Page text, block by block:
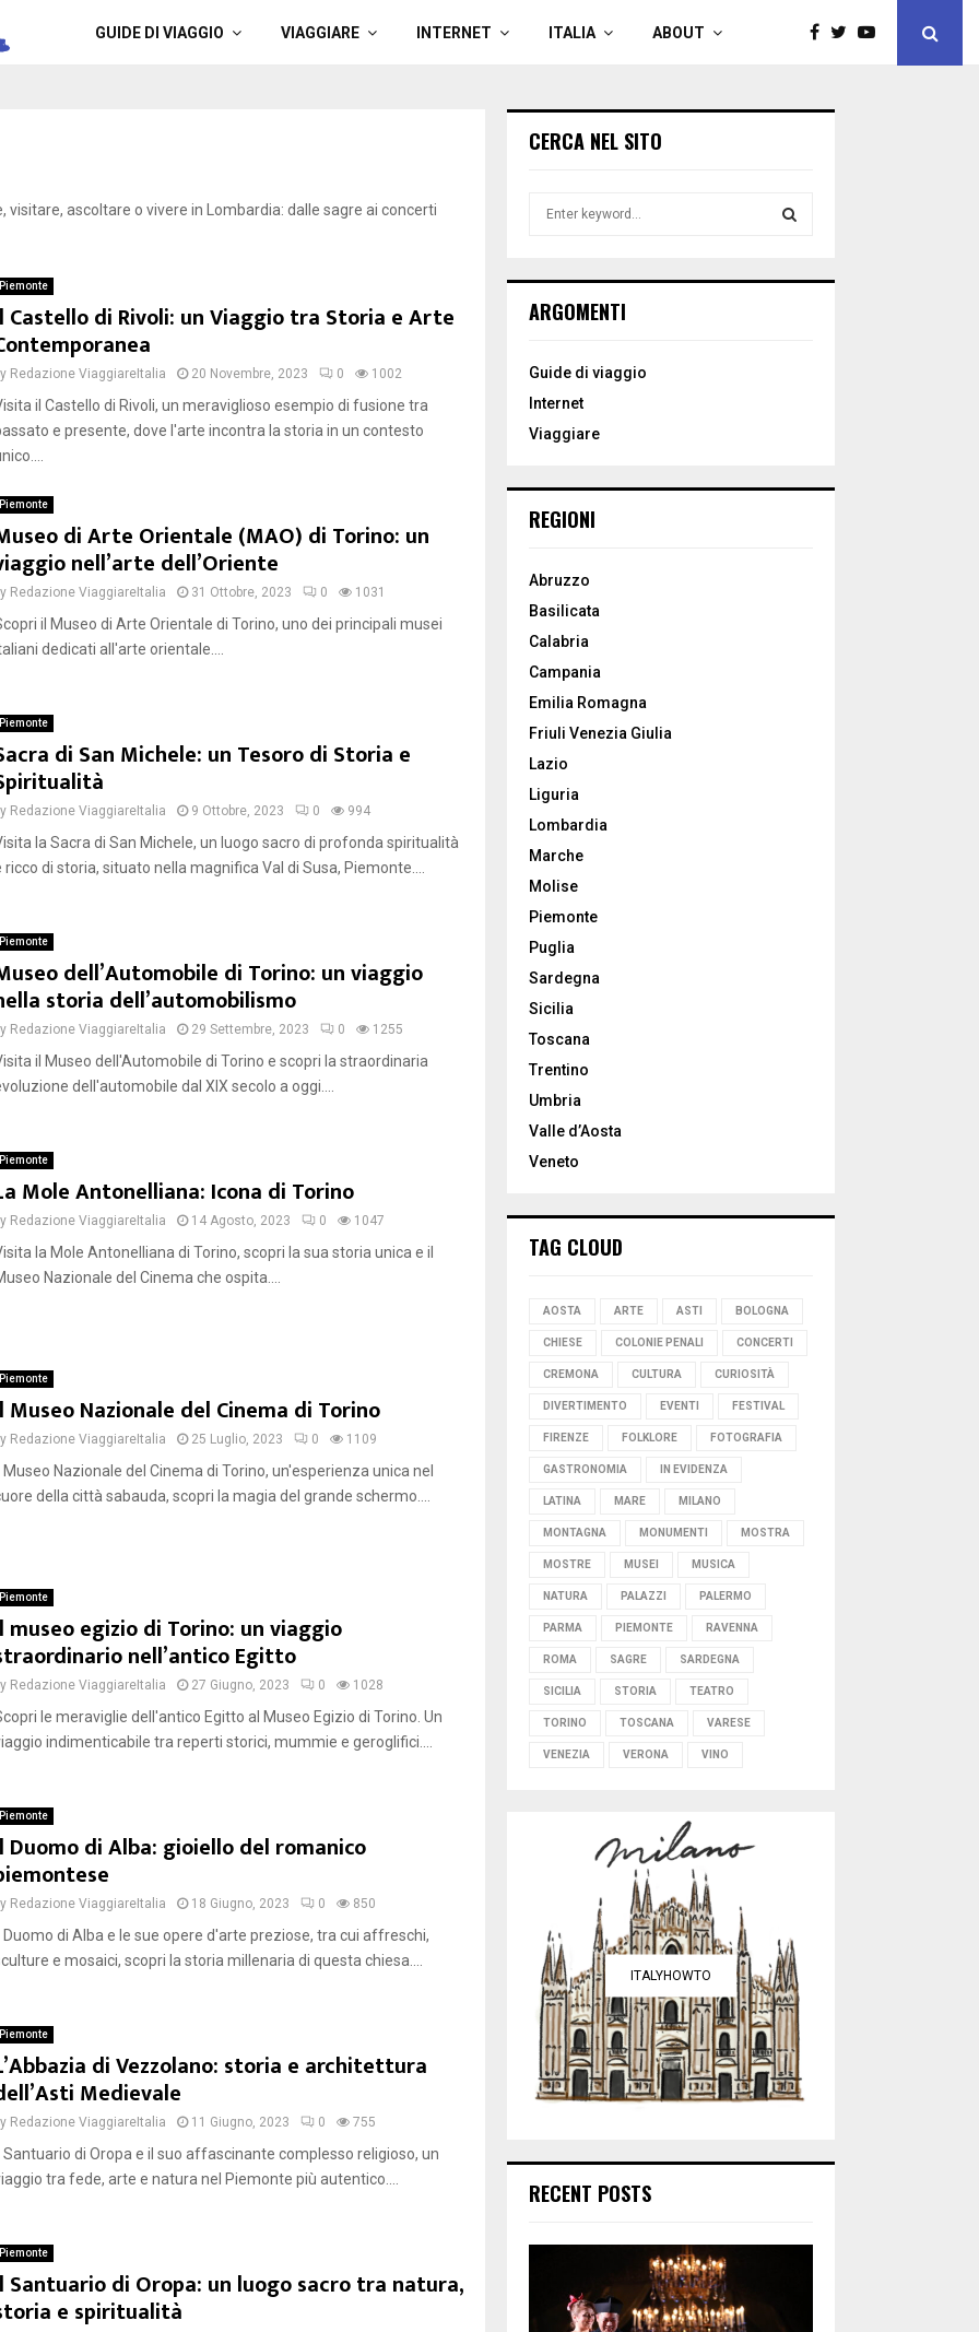
GUIDE DI VIAGGIO VIAGGIARE INTERNET ITALIA ABOUT
visitare, ascoltare o vivere in Lombardia: dalle sagre ai concerti
Piemonte
Castello di Rivoli: un Viaggio tra Storia e Arte
Redazione ViaggiareItalia 20 Novembre, 2023 0 1002
il Castello di Rivoli, un meraviglioso esempio di fusione tra
e presente, dove l'arte incontra la storia in un contesto
Piemonte
di Arte Orientale (MAO) di Torino: un
nell’arte dell’Oriente
Redazione ViaggiareItalia 31 Ottobre, 2023 0 1031
il Museo di Arte Orientale di Torino, uno dei principali musei
dedicati all'arte orientale....
Piemonte
di San Michele: un Tesoro di Storia e
Redazione ViaggiareItalia 9 Ottobre, 2023 0 994
la Sacra di San Michele, un luogo sacro di profonda spiritualità
ricco di storia, situato nella magnifica Val di Susa, Piemonte....
Piemonte
dell’Automobile di Torino: un viaggio
storia dell’automobilismo
Redazione ViaggiareItalia 29 Settembre, 2023 0 1255
il Museo dell'Automobile di Torino e scopri la straordinaria
dell'automobile dal XIX secolo a oggi....
Piemonte
Mole Antonelliana: Icona di Torino
Redazione ViaggiareItalia 14 Agosto, 2023 0 1047
la Mole Antonelliana di Torino, scopri la sua storia unica e il
Nazionale del Cinema che ospita....
Piemonte
Museo Nazionale del Cinema di Torino
Redazione ViaggiareItalia 25 Luglio, 2023 0 1109
Il Museo Nazionale del Cinema di Torino, un'esperienza unica nel
della città sabauda, scopri la magia del grande schermo....
Piemonte
museo egizio di Torino: un viaggio
nell’antico Egitto
Redazione ViaggiareItalia 27 Giugno, 2023 0 1028
le meraviglie dell'antico Egitto al Museo Egizio di Torino. Un
indimenticabile tra reperti storici, mummie e geroglifici....
Piemonte
Duomo di Alba: gioiello del romanico
Redazione ViaggiareItalia 18 Giugno, 2023 0 850
Il Duomo di Alba e le sue opere d'arte preziose, tra cui affreschi,
e mosaici, scopri la storia millenaria di questa chiesa....
Piemonte
di Vezzolano: storia e architettura
Medievale
Redazione ViaggiareItalia 11 Giugno, 2023 0 755
Il Santuario di Oropa e il suo affascinante complesso religioso, un
tra fede, arte e natura nel Piemonte più autentico....
Piemonte
Santuario di Oropa: un luogo sacro tra natura,
e spiritualità
CERCA NEL SITO
h
o
:
ARGOMENTI
Guide di viaggio
Internet
Viaggiare
REGIONI
Abruzzo
Basilicata
Calabria
Campania
Emilia Romagna
Friuli Venezia Giulia
Lazio
Liguria
Lombardia
Marche
Molise
Piemonte
Puglia
Sardegna
Sicilia
Toscana
Trentino
Umbria
Valle d’Aosta
Veneto
TAG CLOUD
AOSTA ARTE ASTI BOLOGNA
CHIESE COLONIE PENALI CONCERTI
CREMONA CULTURA CURIOSITÀ
DIVERTIMENTO EVENTI FESTIVAL
FIRENZE FOLKLORE FOTOGRAFIA
GASTRONOMIA IN EVIDENZA
LATINA MARE MILANO
MONTAGNA MONUMENTI MOSTRA
MOSTRE MUSEI MUSICA
NATURA PALAZZI PALERMO
PARMA PIEMONTE RAVENNA
ROMA SAGRE SARDEGNA
SICILIA STORIA TEATRO
TORINO TOSCANA VARESE
VENEZIA VERONA VINO
ITALYHOWTO
RECENT POSTS